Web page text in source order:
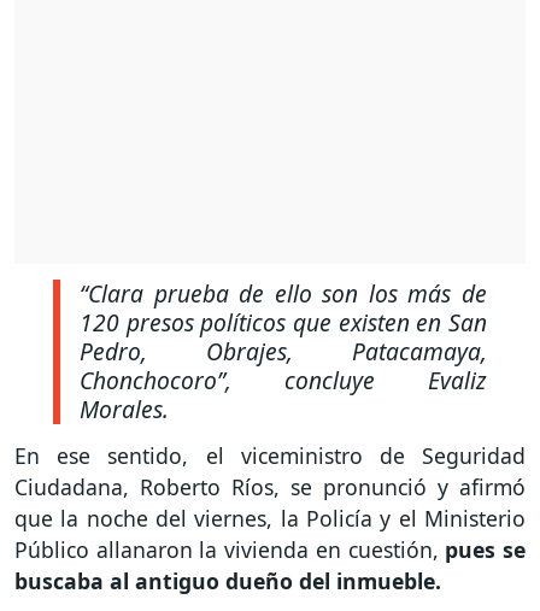
“Clara prueba de ello son los más de
120 presos políticos que existen en San
Pedro, Obrajes, Patacamaya,
Chonchocoro”, concluye Evaliz
Morales.
En ese sentido, el viceministro de Seguridad
Ciudadana, Roberto Ríos, se pronunció y afirmó
que la noche del viernes, la Policía y el Ministerio
Público allanaron la vivienda en cuestión, pues se
buscaba al antiguo dueño del inmueble.